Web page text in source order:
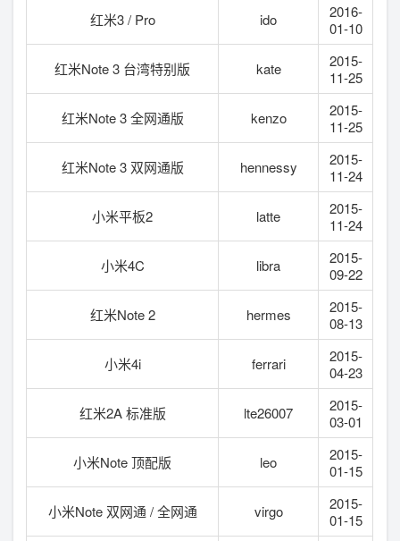
红米3 / Pro ido
2016-
01-10
红米Note 3 台湾特别版 kate
2015-
11-25
红米Note 3 全网通版 kenzo
2015-
11-25
红米Note 3 双网通版 hennessy
2015-
11-24
小米平板2 latte
2015-
11-24
小米4C libra
2015-
09-22
红米Note 2 hermes
2015-
08-13
小米4i ferrari
2015-
04-23
红米2A 标准版 lte26007
2015-
03-01
小米Note 顶配版 leo
2015-
01-15
小米Note 双网通 / 全网通 virgo
2015-
01-15